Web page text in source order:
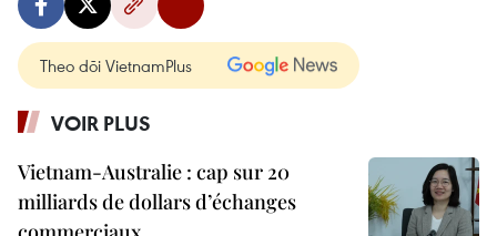
Theo dõi VietnamPlus
VOIR PLUS
Vietnam-Australie : cap sur 20
milliards de dollars d’échanges